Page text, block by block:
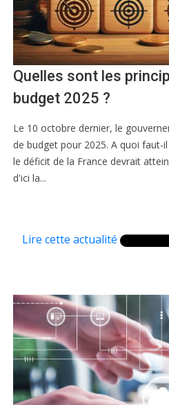
Quelles sont les
budget 2025 ?
Le 10 octobre dernier, le
de budget pour 2025. A quoi faut-
le déficit de la France devrait
d'ici la...
Lire cette actualité